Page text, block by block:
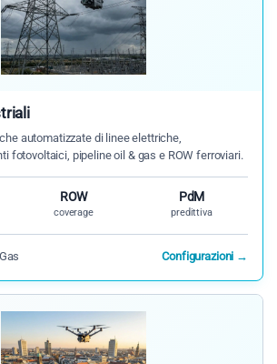
automatizzate di linee elettriche,
fotovoltaici, pipeline oil & gas e ROW ferroviari.
ROW
coverage
PdM
predittiva
Configurazioni →